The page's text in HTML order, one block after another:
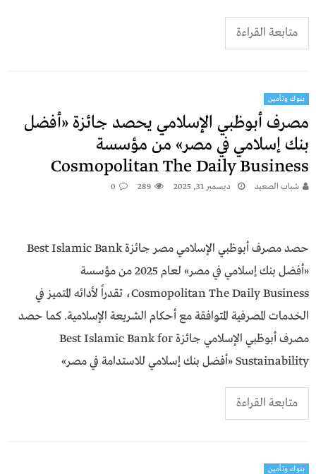
متابعة القراءة
بنوك وتأمين
مصرف أبوظبي الإسلامي يحصد جائزة «أفضل
بنك إسلامي في مصر» من مؤسسة
Cosmopolitan The Daily Business
شباب الصعيد ديسمبر 31, 2025 289
0
حصد مصرف أبوظبي الإسلامي مصر جائزة Best Islamic Bank
«أفضل بنك إسلامي في مصر» لعام 2025 من مؤسسة
Cosmopolitan The Daily Business، تقدراً لأدائه المتميز في
الخدمات المصرفية المتوافقة مع أحكام الشريعة الإسلامية. كما حصد
مصرف أبوظبي الإسلامي جائزة Best Islamic Bank for
Sustainability «أفضل بنك إسلامي للاستدامة في مصر»
متابعة القراءة
بنوك وتأمين